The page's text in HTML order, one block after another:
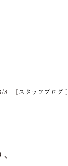
8 [ スタッフブログ ]